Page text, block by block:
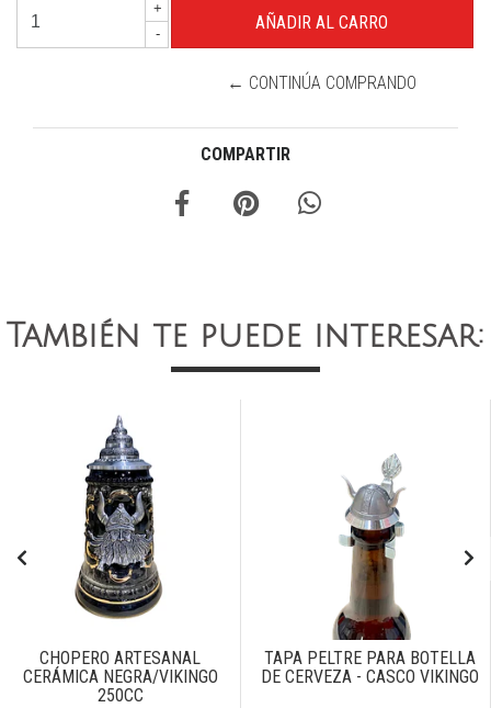
+
-
← CONTINÚA COMPRANDO
COMPARTIR
También te puede interesar:
CHOPERO ARTESANAL
CERÁMICA NEGRA/VIKINGO
250CC
TAPA PELTRE PARA BOTELLA
DE CERVEZA - CASCO VIKINGO